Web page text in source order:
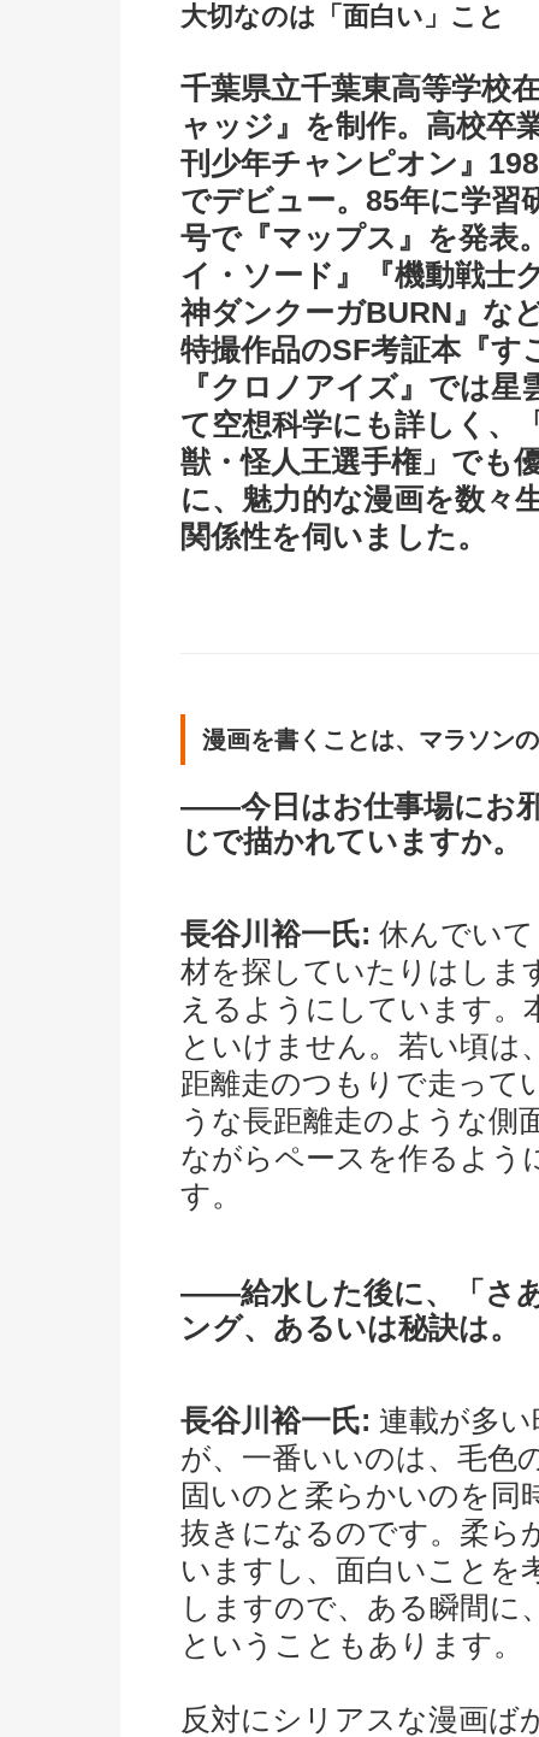
大切なのは「面白い」こと
千葉県立千葉東高等学校
ャッジ』を制作。高校卒
刊少年チャンピオン』
でデビュー。85年に学習
号で『マップス』を発表
イ・ソード』『機動戦士
神ダンクーガBURN』な
特撮作品のSF考証本『
『クロノアイズ』では
て空想科学にも詳しく、
獣・怪人王選手権」でも
に、魅力的な漫画を数々
関係性を伺いました。
漫画を書くことは、マラソン
――今日はお仕事場にお
じで描かれていますか。
長谷川裕一氏: 休んでい
材を探していたりはしま
えるようにしています。
といけません。若い頃は
距離走のつもりで走って
うな長距離走のような側
ながらペースを作るよう
す。
――給水した後に、「さ
ング、あるいは秘訣は。
長谷川裕一氏: 連載が多
が、一番いいのは、毛色
固いのと柔らかいのを同
抜きになるのです。柔ら
いますし、面白いことを
しますので、ある瞬間に
ということもあります。
反対にシリアスな漫画ば